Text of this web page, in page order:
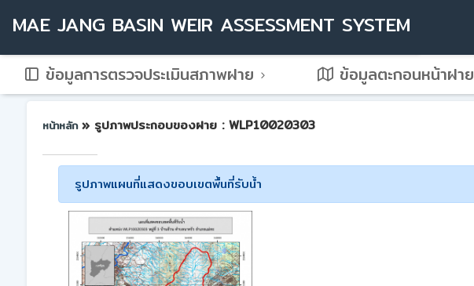
MAE JANG BASIN WEIR ASSESSMENT SYSTEM
ข้อมูลการตรวจประเมินสภาพฝาย ข้อมูลตะกอนหน้าฝาย
หน้าหลัก » รูปภาพประกอบของฝาย : WLP10020303
รูปภาพแผนที่แสดงขอบเขตพื้นที่รับน้ำ